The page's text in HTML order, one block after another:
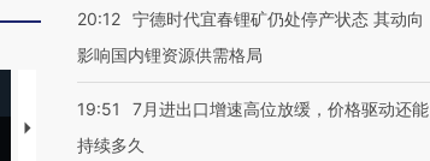
马航飞行员跨国走私7万
粒摇头丸 尿检体内含3种
20:12 宁德时代宜春锂矿仍处停产状态 其动向
影响国内锂资源供需格局
19:51
7月进出口增速高位放缓，价格驱动还能
持续多久